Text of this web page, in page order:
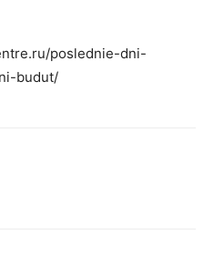
poslednie-dni-
budut/